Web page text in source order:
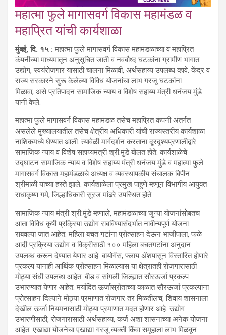
महात्मा फुले मागासवर्ग विकास महामंडळ व
महाप्रित यांची कार्यशाळा
मुंबई, दि. १५ : महात्मा फुले मागासवर्ग विकास महामंडळाच्या व महाप्रित
कंपनीच्या माध्यमातून अनुसूचित जाती व नवबौध्द घटकांना ग्रामीण भागात
उद्योग, स्वयंरोजगार यासाठी चालना मिळावी, अर्थसहाय्य उपलब्ध व्हावे. केंद्र व
राज्य सरकारने सुरू केलेल्या विविध योजनांचा लाभ गरजू घटकांना
मिळावा, असे प्रतिपादन सामाजिक न्याय व विशेष सहाय्य मंत्री धनंजय मुंडे
यांनी केले.
महात्मा फुले मागासवर्ग विकास महामंडळ तसेच महाप्रित कंपनी अंतर्गत
असलेले मुख्यालयातील तसेच क्षेत्रीय अधिकारी यांची राज्यस्तरीय कार्यशाळा
नाशिकमध्ये घेण्यात आली. त्यावेळी मार्गदर्शन करताना दूरदृश्यप्रणालीद्वारे
सामाजिक न्याय व विशेष सहाय्यमंत्री श्री.मुंडे बोलत होते. कार्यशाळेचे
उद्घाटन सामाजिक न्याय व विशेष सहाय्य मंत्री धनंजय मुंडे व महात्मा फुले
मागासवर्ग विकास महामंडळाचे अध्यक्ष व व्यवस्थापकीय संचालक बिपीन
श्रीमाळी यांच्या हस्ते झाले. कार्यशाळेला प्रमुख पाहुणे म्हणून विभागीय आयुक्त
राधाकृष्ण गमे, जिल्हाधिकारी सूरज मांढरे उपस्थित होते.
सामाजिक न्याय मंत्री श्री.मुंडे म्हणाले, महामंडळाच्या जुन्या योजनांसोबतच
आता विविध कृषी प्रक्रिया उद्योग राबविण्यासंदर्भात नावीन्यपूर्ण योजना
राबवल्या जात आहेत. महिला बचत गटांना प्रोत्साहन देऊन भाजीपाला, फळे
आदी प्रक्रिया उद्योग व विक्रीसाठी १०० महिला बचतगटांना अनुदान
उपलब्ध करून देण्यात येणार आहे. बायोगॅस, फ्लाय ॲशपासून विस्तारित होणारे
प्रकल्प यांनाही आर्थिक प्रोत्साहन मिळाल्यास या क्षेत्रातही रोजगारासाठी
मोठ्या संधी उपलब्ध आहेत. बीड व सांगली जिल्ह्यात सौरऊर्जा प्रकल्प
उभारण्यात येणार आहेत. मर्यादित ऊर्जास्रोतांच्या काळात सौरऊर्जा प्रकल्पांना
प्रोत्साहन दिल्याने मोठ्या प्रमाणात रोजगार तर मिळतीलच, शिवाय शासनाला
देखील ऊर्जा नियमनासाठी मोठ्या प्रमाणात मदत होणार आहे. उद्योग
उभारणीसाठी, रोजगारासाठी अर्थसहाय्य, कर्ज अशा शासनाच्या अनेक योजना
आहेत. एखाद्या योजनेचा एखाद्या गरजू व्यक्ती किंवा समूहाला लाभ मिळवून